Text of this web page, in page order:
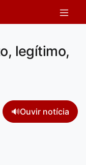
legítimo,
🔊Ouvir notícia